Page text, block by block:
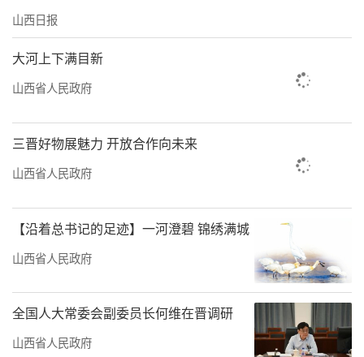
山西日报
大河上下满目新
山西省人民政府
三晋好物展魅力 开放合作向未来
山西省人民政府
【沿着总书记的足迹】一河澄碧 锦绣满城
山西省人民政府
全国人大常委会副委员长何维在晋调研
山西省人民政府